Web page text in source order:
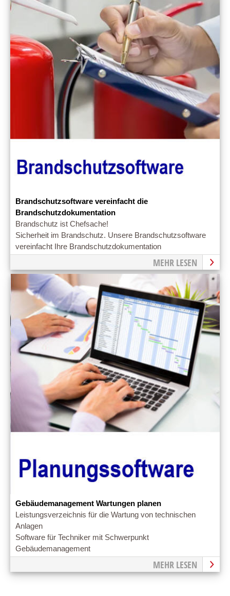
Brandschutzsoftware vereinfacht die
Brandschutzdokumentation
Brandschutz ist Chefsache!
Sicherheit im Brandschutz. Unsere Brandschutzsoftware
vereinfacht Ihre Brandschutzdokumentation
MEHR LESEN
Gebäudemanagement Wartungen planen
Leistungsverzeichnis für die Wartung von technischen
Anlagen
Software für Techniker mit Schwerpunkt
Gebäudemanagement
MEHR LESEN